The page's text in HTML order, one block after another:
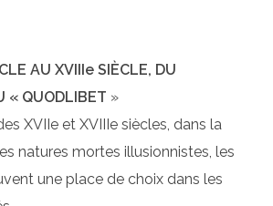
AU XVIIIe SIÈCLE, DU
« QUODLIBET »
XVIIe et XVIIIe siècles, dans la
natures mortes illusionnistes, les
une place de choix dans les